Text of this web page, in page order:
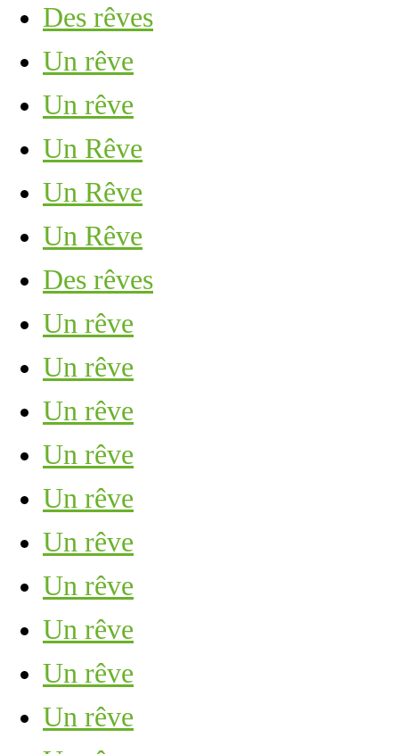
Des rêves
Un rêve
Un rêve
Un Rêve
Un Rêve
Un Rêve
Des rêves
Un rêve
Un rêve
Un rêve
Un rêve
Un rêve
Un rêve
Un rêve
Un rêve
Un rêve
Un rêve